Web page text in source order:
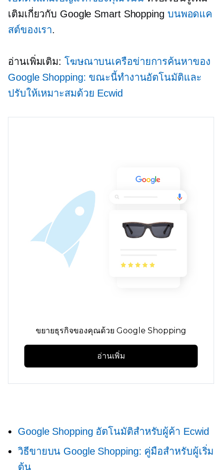
เติมเกี่ยวกับ Google Smart Shopping บนพอดแค
สต์ของเรา.
อ่านเพิ่มเติม: โฆษณาบนเครือข่ายการค้นหาของ
Google Shopping: ขณะนี้ทำงานอัตโนมัติและ
ปรับให้เหมาะสมด้วย Ecwid
ขยายธุรกิจของคุณด้วย Google Shopping
อ่านเพิ่ม
Google Shopping อัตโนมัติสำหรับผู้ค้า Ecwid
วิธีขายบน Google Shopping: คู่มือสำหรับผู้เริ่ม
ต้น